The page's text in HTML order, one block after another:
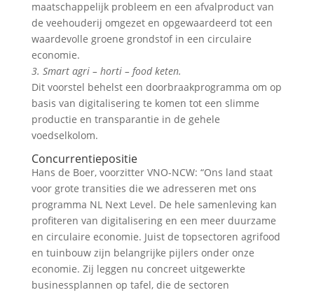
maatschappelijk probleem en een afvalproduct van
de veehouderij omgezet en opgewaardeerd tot een
waardevolle groene grondstof in een circulaire
economie.
3. Smart agri – horti – food keten.
Dit voorstel behelst een doorbraakprogramma om op
basis van digitalisering te komen tot een slimme
productie en transparantie in de gehele
voedselkolom.
Concurrentiepositie
Hans de Boer, voorzitter VNO-NCW: “Ons land staat
voor grote transities die we adresseren met ons
programma NL Next Level. De hele samenleving kan
profiteren van digitalisering en een meer duurzame
en circulaire economie. Juist de topsectoren agrifood
en tuinbouw zijn belangrijke pijlers onder onze
economie. Zij leggen nu concreet uitgewerkte
businessplannen op tafel, die de sectoren